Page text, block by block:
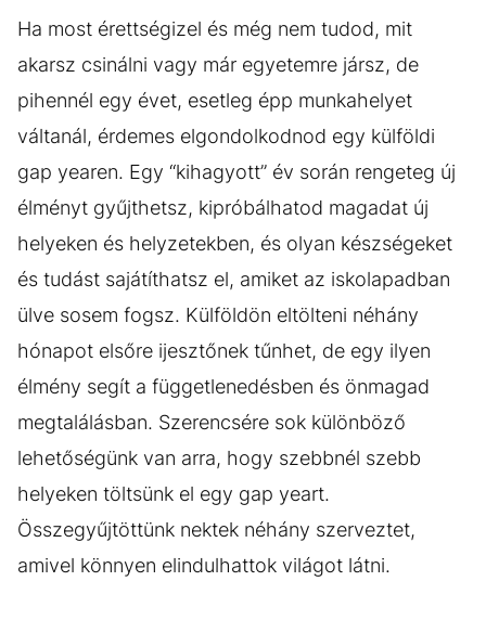
Ha most érettségizel és még nem tudod, mit
akarsz csinálni vagy már egyetemre jársz, de
pihennél egy évet, esetleg épp munkahelyet
váltanál, érdemes elgondolkodnod egy külföldi
gap yearen. Egy “kihagyott” év során rengeteg új
élményt gyűjthetsz, kipróbálhatod magadat új
helyeken és helyzetekben, és olyan készségeket
és tudást sajátíthatsz el, amiket az iskolapadban
ülve sosem fogsz. Külföldön eltölteni néhány
hónapot elsőre ijesztőnek tűnhet, de egy ilyen
élmény segít a függetlenedésben és önmagad
megtalálásban. Szerencsére sok különböző
lehetőségünk van arra, hogy szebbnél szebb
helyeken töltsünk el egy gap yeart.
Összegyűjtöttünk nektek néhány szerveztet,
amivel könnyen elindulhattok világot látni.